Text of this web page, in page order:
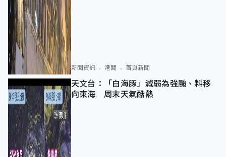
新聞資訊 港聞 首頁新聞
天文台：「白海豚」減弱為強颱、料移
向東海 周末天氣酷熱